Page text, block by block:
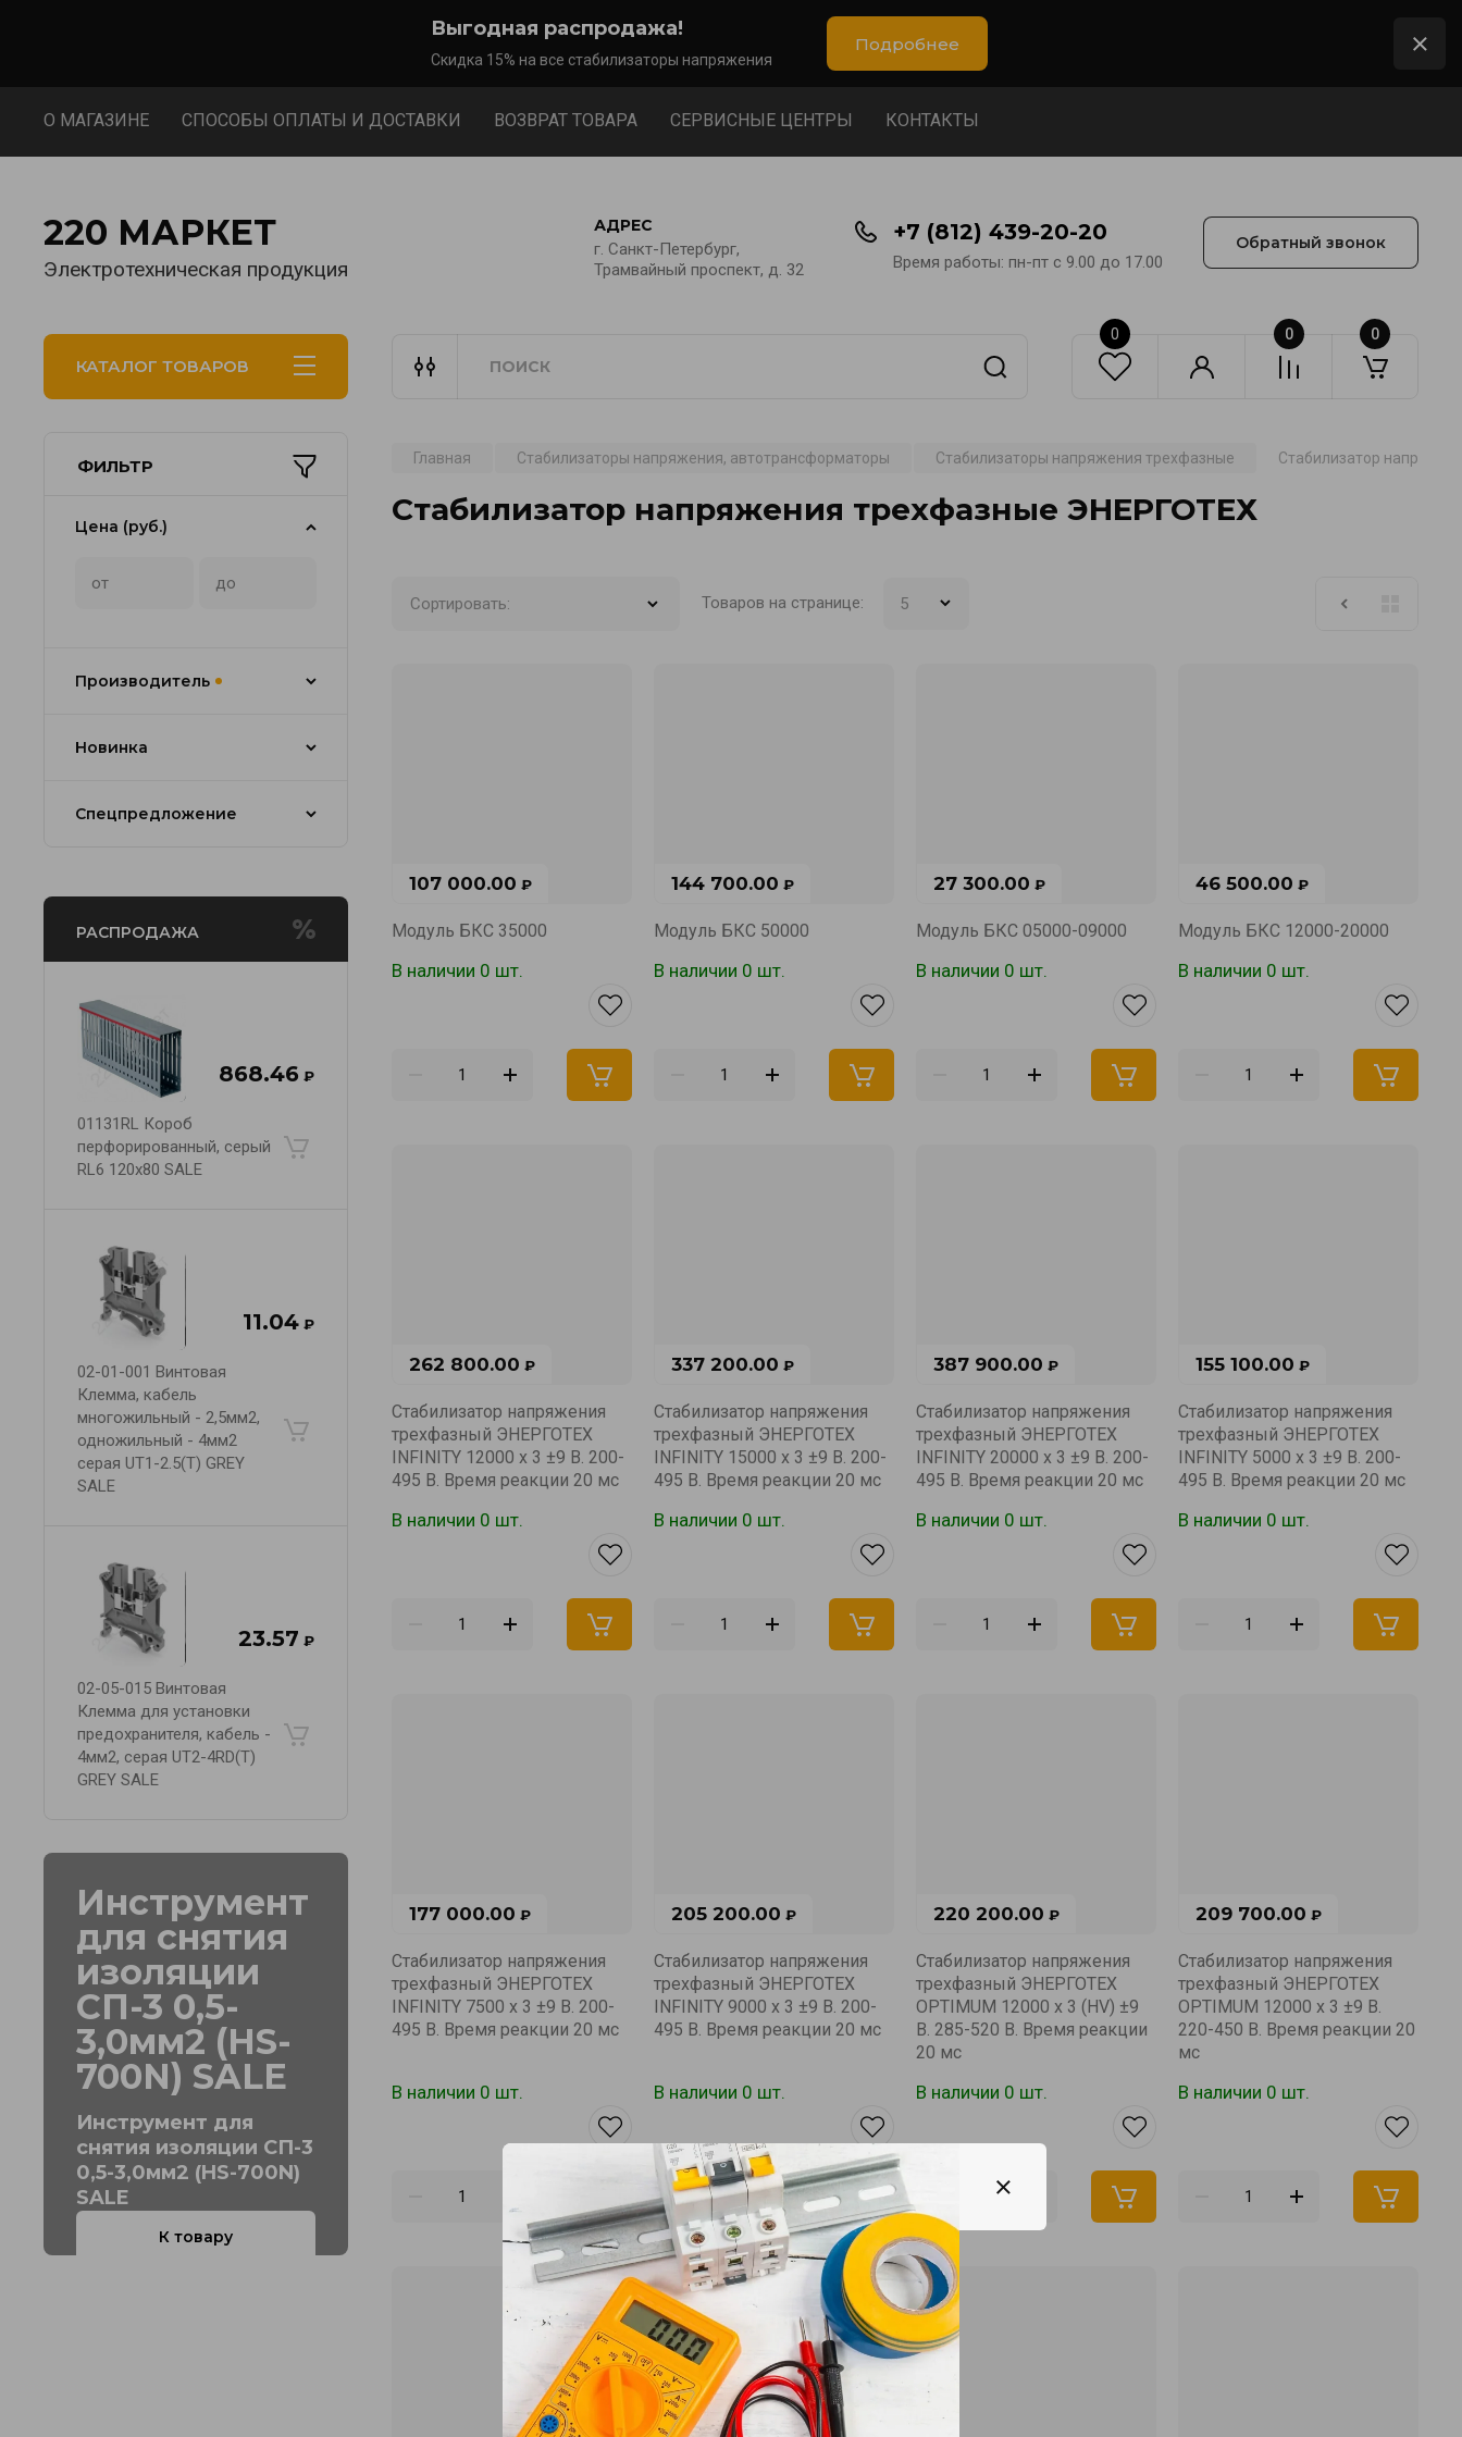
Выгодная распродажа!
Скидка 15% на все стабилизаторы напряжения
Подробнее
О МАГАЗИНЕ СПОСОБЫ ОПЛАТЫ И ДОСТАВКИ ВОЗВРАТ ТОВАРА СЕРВИСНЫЕ ЦЕНТРЫ КОНТАКТЫ
220 МАРКЕТ
Электротехническая продукция
АДРЕС
г. Санкт-Петербург,
Трамвайный проспект, д. 32
+7 (812) 439-20-20
Время работы: пн-пт с 9.00 до 17.00
Обратный звонок
КАТАЛОГ ТОВАРОВ
0 0 0
ФИЛЬТР
Цена (руб.)
Производитель
Новинка
Спецпредложение
РАСПРОДАЖА
868.46 ₽
01131RL Короб
перфорированный, серый
RL6 120x80 SALE
11.04 ₽
02-01-001 Винтовая
Клемма, кабель
многожильный - 2,5мм2,
одножильный - 4мм2
серая UT1-2.5(T) GREY
SALE
23.57 ₽
02-05-015 Винтовая
Клемма для установки
предохранителя, кабель -
4мм2, серая UT2-4RD(T)
GREY SALE
Инструмент
для снятия
изоляции
СП-3 0,5-
3,0мм2 (HS-
700N) SALE
Инструмент для
снятия изоляции СП-3
0,5-3,0мм2 (HS-700N)
SALE
К товару
Главная Стабилизаторы напряжения, автотрансформаторы Стабилизаторы напряжения трехфазные Стабилизатор
Стабилизатор напряжения трехфазные ЭНЕРГОТЕХ
Сортировать: Товаров на странице:
107 000.00 ₽
Модуль БКС 35000
В наличии 0 шт.
144 700.00 ₽
Модуль БКС 50000
В наличии 0 шт.
27 300.00 ₽
Модуль БКС 05000-09000
В наличии 0 шт.
46 500.00 ₽
Модуль БКС 12000-20000
В наличии 0 шт.
262 800.00 ₽
Стабилизатор напряжения
трехфазный ЭНЕРГОТЕХ
INFINITY 12000 х 3 ±9 В. 200-
495 В. Время реакции 20 мс
В наличии 0 шт.
337 200.00 ₽
Стабилизатор напряжения
трехфазный ЭНЕРГОТЕХ
INFINITY 15000 х 3 ±9 В. 200-
495 В. Время реакции 20 мс
В наличии 0 шт.
387 900.00 ₽
Стабилизатор напряжения
трехфазный ЭНЕРГОТЕХ
INFINITY 20000 х 3 ±9 В. 200-
495 В. Время реакции 20 мс
В наличии 0 шт.
155 100.00 ₽
Стабилизатор напряжения
трехфазный ЭНЕРГОТЕХ
INFINITY 5000 х 3 ±9 В. 200-
495 В. Время реакции 20 мс
В наличии 0 шт.
177 000.00 ₽
Стабилизатор напряжения
трехфазный ЭНЕРГОТЕХ
INFINITY 7500 х 3 ±9 В. 200-
495 В. Время реакции 20 мс
В наличии 0 шт.
205 200.00 ₽
Стабилизатор напряжения
трехфазный ЭНЕРГОТЕХ
INFINITY 9000 х 3 ±9 В. 200-
495 В. Время реакции 20 мс
В наличии 0 шт.
220 200.00 ₽
Стабилизатор напряжения
трехфазный ЭНЕРГОТЕХ
OPTIMUM 12000 х 3 (HV) ±9
В. 285-520 В. Время реакции
20 мс
В наличии 0 шт.
209 700.00 ₽
Стабилизатор напряжения
трехфазный ЭНЕРГОТЕХ
OPTIMUM 12000 х 3 ±9 В.
220-450 В. Время реакции 20
мс
В наличии 0 шт.